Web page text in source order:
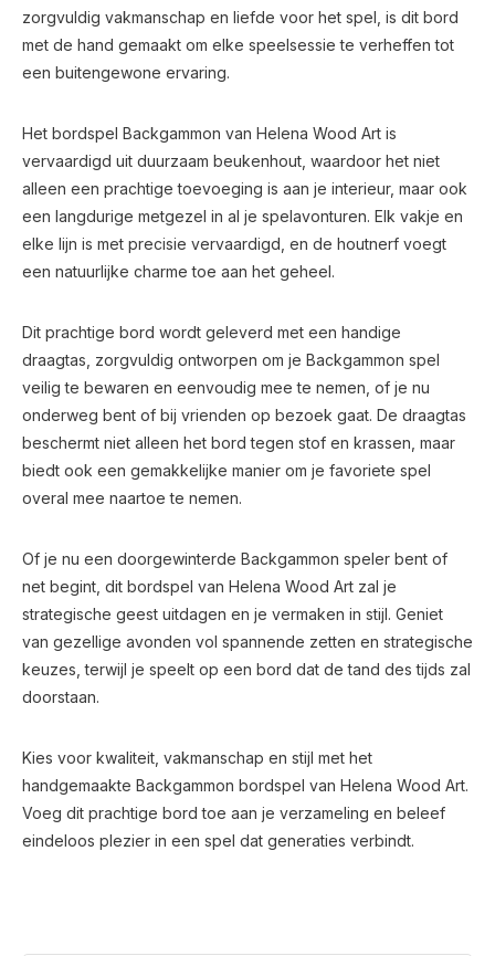
zorgvuldig vakmanschap en liefde voor het spel, is dit bord
met de hand gemaakt om elke speelsessie te verheffen tot
een buitengewone ervaring.
Het bordspel Backgammon van Helena Wood Art is
vervaardigd uit duurzaam beukenhout, waardoor het niet
alleen een prachtige toevoeging is aan je interieur, maar ook
een langdurige metgezel in al je spelavonturen. Elk vakje en
elke lijn is met precisie vervaardigd, en de houtnerf voegt
een natuurlijke charme toe aan het geheel.
Dit prachtige bord wordt geleverd met een handige
draagtas, zorgvuldig ontworpen om je Backgammon spel
veilig te bewaren en eenvoudig mee te nemen, of je nu
onderweg bent of bij vrienden op bezoek gaat. De draagtas
beschermt niet alleen het bord tegen stof en krassen, maar
biedt ook een gemakkelijke manier om je favoriete spel
overal mee naartoe te nemen.
Of je nu een doorgewinterde Backgammon speler bent of
net begint, dit bordspel van Helena Wood Art zal je
strategische geest uitdagen en je vermaken in stijl. Geniet
van gezellige avonden vol spannende zetten en strategische
keuzes, terwijl je speelt op een bord dat de tand des tijds zal
doorstaan.
Kies voor kwaliteit, vakmanschap en stijl met het
handgemaakte Backgammon bordspel van Helena Wood Art.
Voeg dit prachtige bord toe aan je verzameling en beleef
eindeloos plezier in een spel dat generaties verbindt.